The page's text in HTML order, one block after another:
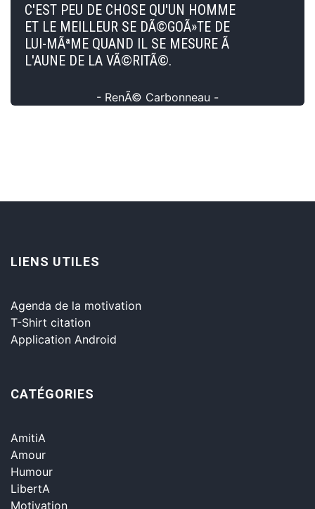
C'EST PEU DE CHOSE QU'UN HOMME
ET LE MEILLEUR SE DÃ©GOÃ»TE DE
LUI-MÃªME QUAND IL SE MESURE Ã
L'AUNE DE LA VÃ©RITÃ©.
- RenÃ© Carbonneau -
LIENS UTILES
Agenda de la motivation
T-Shirt citation
Application Android
CATÉGORIES
AmitiA
Amour
Humour
LibertA
Motivation